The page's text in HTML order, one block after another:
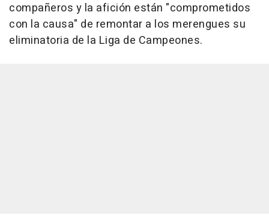
compañeros y la afición están "comprometidos
con la causa" de remontar a los merengues su
eliminatoria de la Liga de Campeones.